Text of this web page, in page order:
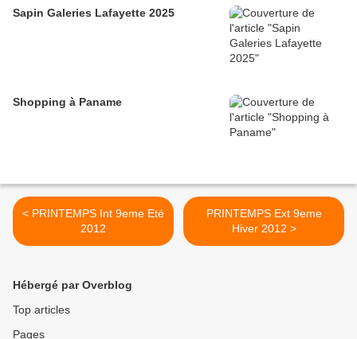
Sapin Galeries Lafayette 2025
Shopping à Paname
< PRINTEMPS Int 9eme Eté
2012
PRINTEMPS Ext 9eme
Hiver 2012 >
Hébergé par Overblog
Top articles
Pages